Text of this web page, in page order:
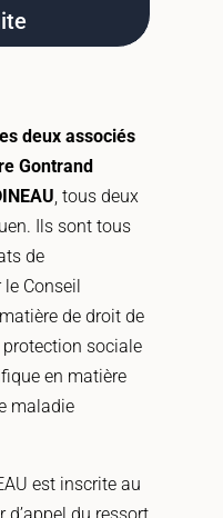
deux associés
Gontrand
, tous deux
Ils sont tous
de
Conseil
de droit de
sociale
en matière
maladie
est inscrite au